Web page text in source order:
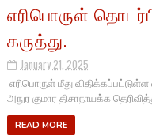
எரிபொருள்
கருத்து.
January 21, 2025
எரிபொருள் மீது
அநுர குமார திசாநாயக்க
READ MORE